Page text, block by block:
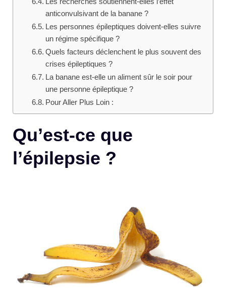
anticonvulsivant de la banane ?
Les personnes épileptiques doivent-elles suivre
un régime spécifique ?
Quels facteurs déclenchent le plus souvent des
crises épileptiques ?
La banane est-elle un aliment sûr le soir pour
une personne épileptique ?
Pour Aller Plus Loin :
Qu’est-ce que
l’épilepsie ?